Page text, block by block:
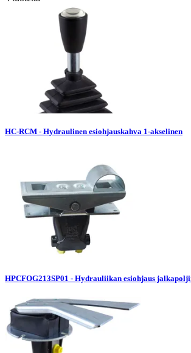
HC-RCM - Hydraulinen esiohjauskahva 1-akselinen
HPCFOG213SP01 - Hydrauliikan esiohjaus